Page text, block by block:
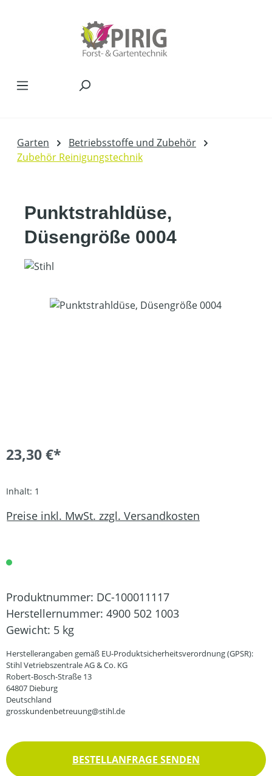
Garten
Betriebsstoffe und Zubehör
Zubehör Reinigungstechnik
Punktstrahldüse,
Düsengröße 0004
Bildergalerie überspringen
23,30 €*
Inhalt: 1
Preise inkl. MwSt. zzgl. Versandkosten
Produktnummer: DC-100011117
Herstellernummer: 4900 502 1003
Gewicht: 5 kg
Herstellerangaben gemäß EU-Produktsicherheitsverordnung (GPSR):
Stihl Vetriebszentrale AG & Co. KG
Robert-Bosch-Straße 13
64807 Dieburg
Deutschland
grosskundenbetreuung@stihl.de
BESTELLANFRAGE SENDEN